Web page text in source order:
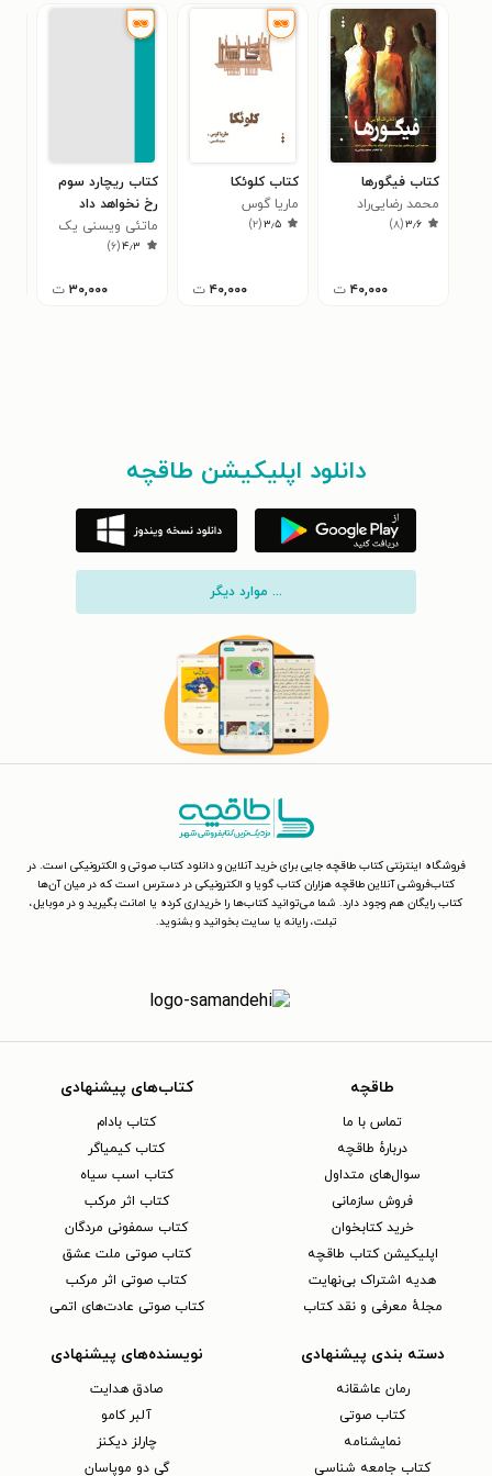
کتاب فیگورها
محمد رضایی‌راد
۳٫۶(۸)
۴۰,۰۰۰ ت
کتاب کلوئکا
ماریا گوس
۳٫۵(۲)
۴۰,۰۰۰ ت
کتاب ریچارد سوم
رخ نخواهد داد
ماتئی ویسنی یک
۴٫۳(۶)
۳۰,۰۰۰ ت
دانلود اپلیکیشن طاقچه
... موارد دیگر
فروشگاه اینترنتی کتاب طاقچه جایی برای خرید آنلاین و دانلود کتاب صوتی و الکترونیکی است. در
کتاب‌فروشی آنلاین طاقچه هزاران کتاب گویا و الکترونیکی در دسترس است که در میان آن‌ها
کتاب رایگان هم وجود دارد. شما می‌توانید کتاب‌ها را خریداری کرده یا امانت بگیرید و در موبایل،
تبلت، رایانه یا سایت بخوانید و بشنوید.
طاقچه
تماس با ما
دربارهٔ طاقچه
سوال‌های متداول
فروش سازمانی
خرید کتابخوان
اپلیکیشن کتاب طاقچه
هدیه اشتراک بی‌نهایت
مجلهٔ معرفی و نقد کتاب
کتاب‌های پیشنهادی
کتاب بادام
کتاب کیمیاگر
کتاب اسب سیاه
کتاب اثر مرکب
کتاب سمفونی مردگان
کتاب صوتی ملت عشق
کتاب صوتی اثر مرکب
کتاب صوتی عادت‌های اتمی
دسته بندی پیشنهادی
رمان عاشقانه
کتاب‌ صوتی
نمایشنامه
کتاب جامعه شناسی
نویسنده‌های پیشنهادی
صادق هدایت
آلبر کامو
چارلز دیکنز
گی دو موپاسان